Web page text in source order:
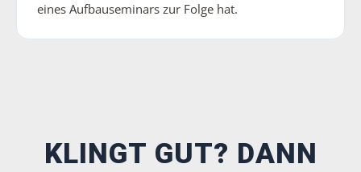
eines Aufbauseminars zur Folge hat.
KLINGT GUT? DANN